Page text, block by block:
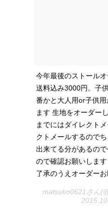
今年最後のストール
送料込み3000円。子
番かと大人用or子供
ます 生地をオーダー
までにはダイレクト
クトメールするので
出来てる分があるの
ので確認お願いしま
了承のうえオーダー
matsuko0621さん
2015